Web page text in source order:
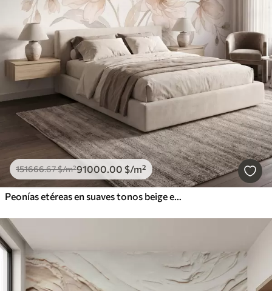
151666.67$/m²91000.00 $/m²
Peonías etéreas en suaves tonos beige empolvado